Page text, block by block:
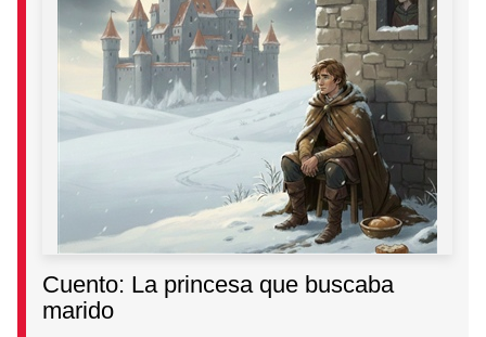
Cuento: La princesa que buscaba
marido